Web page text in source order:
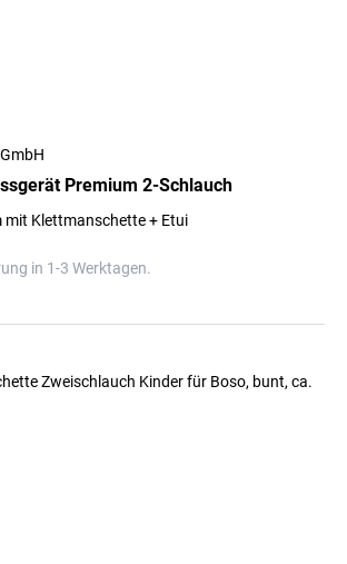
Premium 2-Schlauch
mit Klettmanschette + Etui
in 1-3 Werktagen.